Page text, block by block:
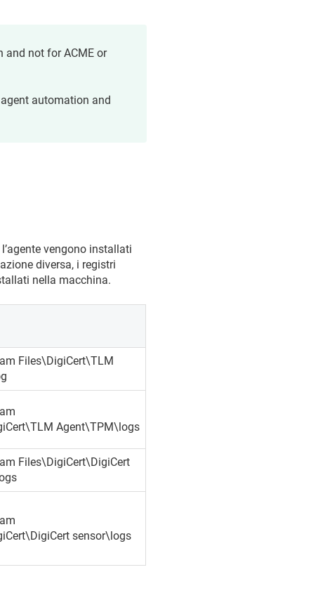
and not for ACME or
automation and
vengono installati
diversa, i registri
nella macchina.
Files\DigiCert\TLM
Agent\TPM\logs
Files\DigiCert\DigiCert
sensor\logs